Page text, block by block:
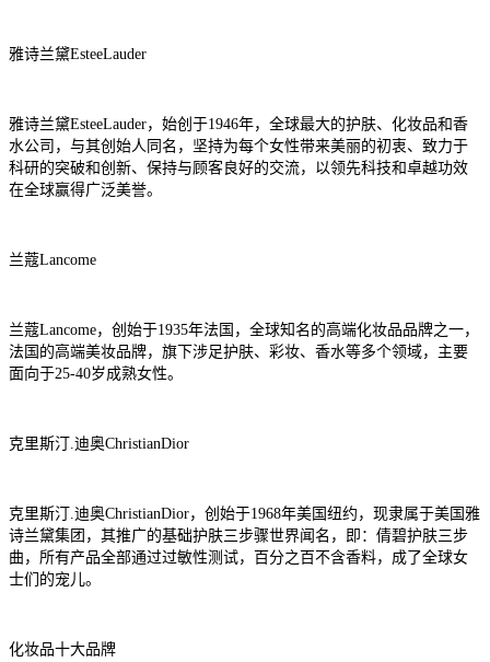
雅诗兰黛EsteeLauder
雅诗兰黛EsteeLauder，始创于1946年，全球最大的护肤、化妆品和香
水公司，与其创始人同名，坚持为每个女性带来美丽的初衷、致力于
科研的突破和创新、保持与顾客良好的交流，以领先科技和卓越功效
在全球赢得广泛美誉。
兰蔻Lancome
兰蔻Lancome，创始于1935年法国，全球知名的高端化妆品品牌之一，
法国的高端美妆品牌，旗下涉足护肤、彩妆、香水等多个领域，主要
面向于25-40岁成熟女性。
克里斯汀.迪奥ChristianDior
克里斯汀.迪奥ChristianDior，创始于1968年美国纽约，现隶属于美国雅
诗兰黛集团，其推广的基础护肤三步骤世界闻名，即：倩碧护肤三步
曲，所有产品全部通过过敏性测试，百分之百不含香料，成了全球女
士们的宠儿。
化妆品十大品牌